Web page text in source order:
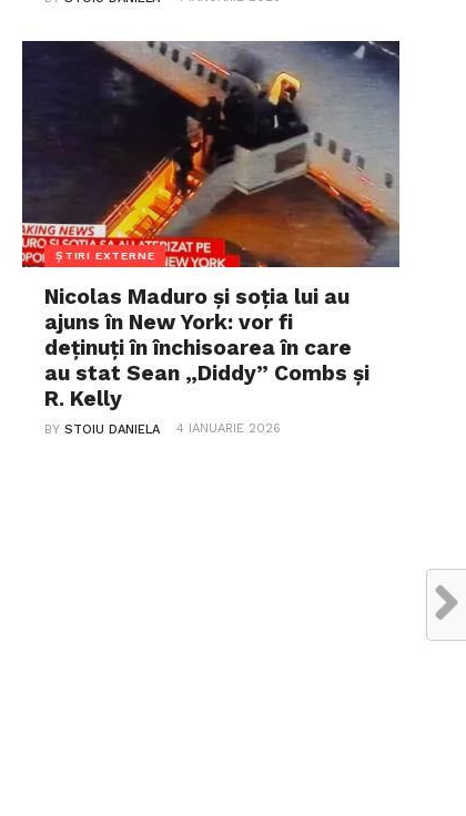
ȘTIRI EXTERNE
Nicolas Maduro și soția lui au
ajuns în New York: vor fi
deținuți în închisoarea în care
au stat Sean „Diddy” Combs și
R. Kelly
BYSTOIU DANIELA 4 IANUARIE 2026